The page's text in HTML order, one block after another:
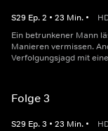
S29 Ep.2 • 23 Min. •
Ein betrunkener Mann
Manieren vermissen.
Verfolgungsjagd mit
Folge 3
S29 Ep.3 • 23 Min. •